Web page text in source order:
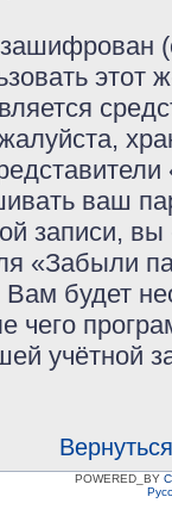
этот
ваш
записи,
«Забыли
будет
чего
учётной
POWERED_BY